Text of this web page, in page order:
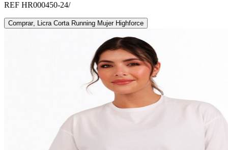
REF HR000450-24/
Comprar, Licra Corta Running Mujer Highforce